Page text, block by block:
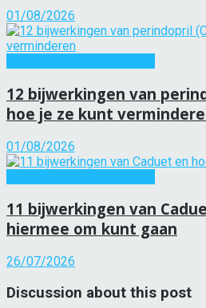
01/08/2026
12 bijwerkingen van
hoe je ze kunt
01/08/2026
11 bijwerkingen van
hiermee om kunt gaan
26/07/2026
Discussion about this post